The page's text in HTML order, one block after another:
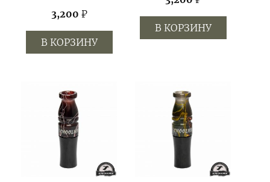
3,200 ₽
В КОРЗИНУ
В КОРЗИНУ